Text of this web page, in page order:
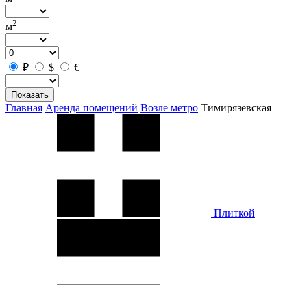
м2
₽ $ €
Показать
Главная Аренда помещений Возле метро Тимирязевская
Плиткой